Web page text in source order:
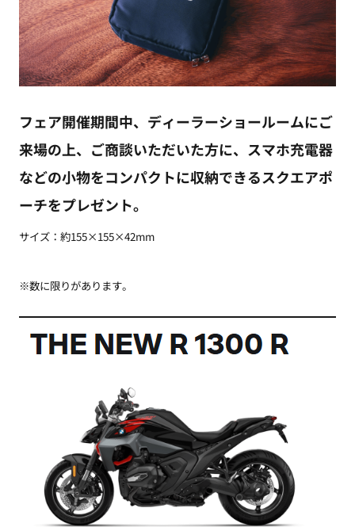
フェア開催期間中、ディーラーショールームにご
来場の上、ご商談いただいた方に、スマホ充電器
などの小物をコンパクトに収納できるスクエアポ
ーチをプレゼント。
サイズ：約155×155×42mm
※数に限りがあります。